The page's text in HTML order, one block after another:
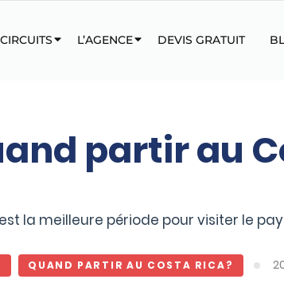
L’AGENCE DEVIS GRATUIT
partir au
la meilleure période pour visiter le
QUAND PARTIR AU COSTA RICA?